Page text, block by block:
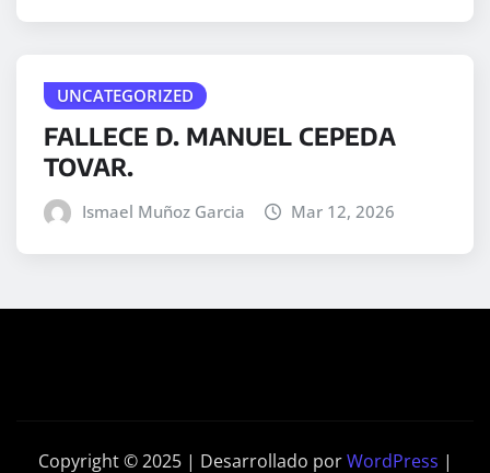
UNCATEGORIZED
FALLECE D. MANUEL CEPEDA
TOVAR.
Ismael Muñoz Garcia Mar 12, 2026
Copyright © 2025 | Desarrollado porWordPress |